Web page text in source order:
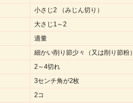
小さじ2 （みじん切り）
大さじ1～2
適量
細かい削り節少々（又は削り節粉）
2～4切れ
3センチ角が2枚
2コ